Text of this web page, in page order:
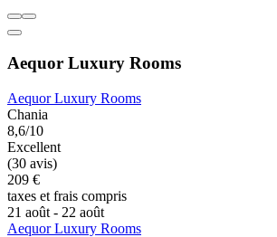
Aequor Luxury Rooms
Aequor Luxury Rooms
Chania
8,6/10
Excellent
(30 avis)
209 €
taxes et frais compris
21 août - 22 août
Aequor Luxury Rooms